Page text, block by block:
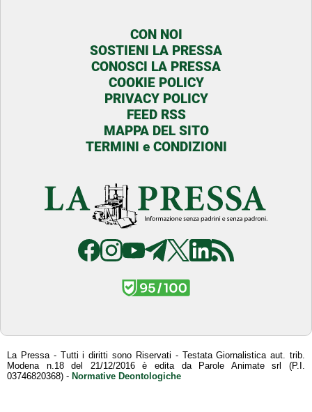
CON NOI
SOSTIENI LA PRESSA
CONOSCI LA PRESSA
COOKIE POLICY
PRIVACY POLICY
FEED RSS
MAPPA DEL SITO
TERMINI e CONDIZIONI
La Pressa - Tutti i diritti sono Riservati - Testata Giornalistica aut. trib.
Modena n.18 del 21/12/2016 è edita da Parole Animate srl (P.I.
03746820368) - Normative Deontologiche